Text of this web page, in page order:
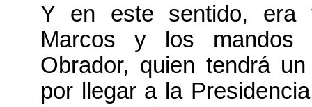
Y en este sentido, era
Marcos y los mandos
Obrador, quien tendrá
por llegar a la